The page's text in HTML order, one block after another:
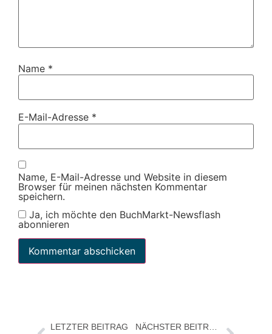
Name *
E-Mail-Adresse *
Name, E-Mail-Adresse und Website in diesem
Browser für meinen nächsten Kommentar
speichern.
Ja, ich möchte den BuchMarkt-Newsflash
abonnieren
LETZTER BEITRAG